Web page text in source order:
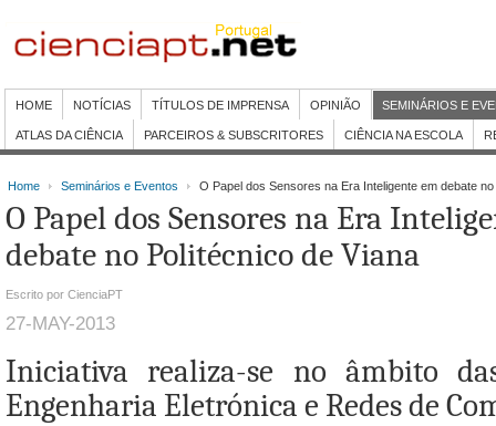
HOME NOTÍCIAS TÍTULOS DE IMPRENSA OPINIÃO SEMINÁRIOS E
ATLAS DA CIÊNCIA PARCEIROS & SUBSCRITORES CIÊNCIA NA ESCOLA
Home Seminários e Eventos O Papel dos Sensores na Era Inteligente em debate
O Papel dos Sensores na Era
debate no Politécnico de Viana
Escrito por CienciaPT
27-MAY-2013
Iniciativa realiza-se no âmbito
Engenharia Eletrónica e Redes de